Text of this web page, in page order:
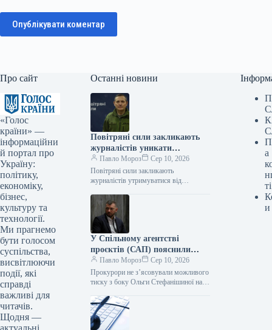
Опублікувати коментар
Про сайт
«Голос
країни» —
інформаційни
й портал про
Україну:
політику,
економіку,
бізнес,
культуру та
технології.
Ми прагнемо
бути голосом
суспільства,
висвітлюючи
події, які
справді
важливі для
читачів.
Щодня —
актуальні
Останні новини
Повітряні сили закликають
журналістів уникати
формулювань на кшталт «не
збито жодної ракети»
Павло Мороз
Сер 10, 2026
Повітряні сили закликають
журналістів утримуватися від
ракети» після чергової ворожої атаки,
щоб не…
У Спільному агентстві
проєктів (САП) пояснили
причини, чому не
розглядалася потенційна роль
Стефанішиної у процесі
Павло Мороз
Сер 10, 2026
Прокурори не з’ясовували можливого
тиску з боку Ольги Стефанішиної на
НАЗК. Керівник САП Олександр
Клименко…
а
ті
и